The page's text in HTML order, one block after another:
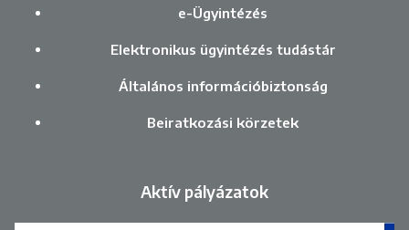
e-Ügyintézés
Elektronikus ügyintézés tudástár
Általános információbiztonság
Beiratkozási körzetek
Aktív pályázatok